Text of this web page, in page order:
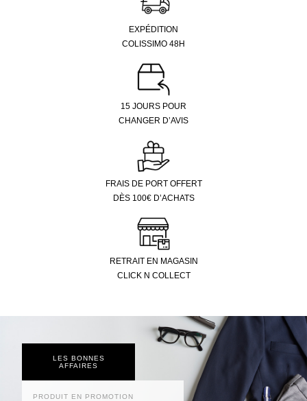
EXPÉDITION
COLISSIMO 48H
15 JOURS POUR
CHANGER D’AVIS
FRAIS DE PORT OFFERT
DÈS 100€ D’ACHATS
RETRAIT EN MAGASIN
CLICK N COLLECT
LES BONNES
AFFAIRES
PRODUIT EN PROMOTION